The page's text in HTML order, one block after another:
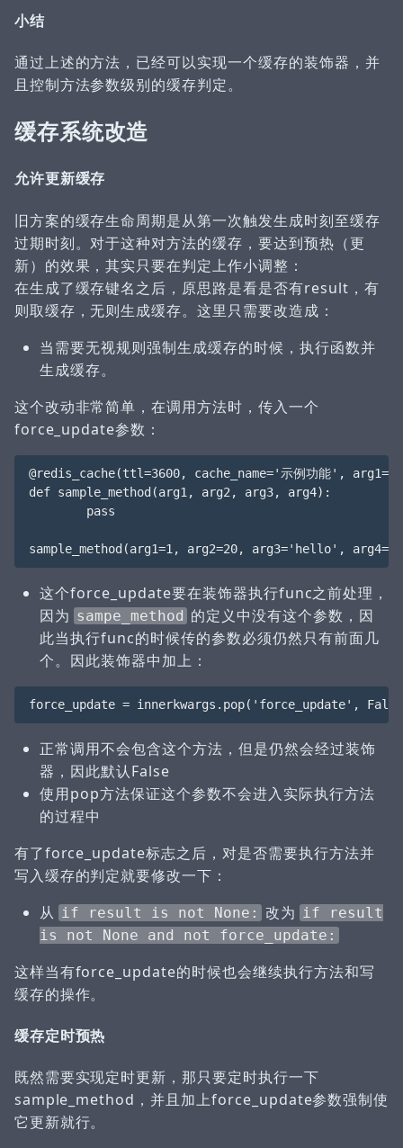
小结
通过上述的方法，已经可以实现一个缓存的装饰器，并
且控制方法参数级别的缓存判定。
缓存系统改造
允许更新缓存
旧方案的缓存生命周期是从第一次触发生成时刻至缓存
过期时刻。对于这种对方法的缓存，要达到预热（更
新）的效果，其实只要在判定上作小调整：
在生成了缓存键名之后，原思路是看是否有result，有
则取缓存，无则生成缓存。这里只需要改造成：
当需要无视规则强制生成缓存的时候，执行函数并
生成缓存。
这个改动非常简单，在调用方法时，传入一个
force_update参数：
@redis_cache(ttl=3600, cache_name='示例功能',
def sample_method(arg1, arg2, arg3, arg4):
        pass
这个force_update要在装饰器执行func之前处理，
因为 sampe_method 的定义中没有这个参数，因
此当执行func的时候传的参数必须仍然只有前面几
个。因此装饰器中加上：
正常调用不会包含这个方法，但是仍然会经过装饰
器，因此默认False
使用pop方法保证这个参数不会进入实际执行方法
的过程中
有了force_update标志之后，对是否需要执行方法并
写入缓存的判定就要修改一下：
从 if result is not None: 改为 if result
is not None and not force_update:
这样当有force_update的时候也会继续执行方法和写
缓存的操作。
缓存定时预热
既然需要实现定时更新，那只要定时执行一下
sample_method，并且加上force_update参数强制使
它更新就行。